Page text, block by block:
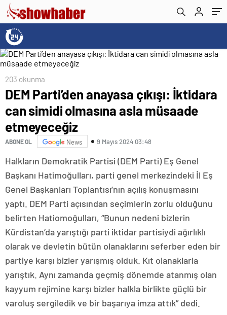
203 okunma
DEM Parti’den anayasa çıkışı: İktidara
can simidi olmasına asla müsaade
etmeyeceğiz
ABONE OL News 9 Mayıs 2024 03:48
Halkların Demokratik Partisi (DEM Parti) Eş Genel
Başkanı Hatimoğulları, parti genel merkezindeki İl Eş
Genel Başkanları Toplantısı’nın açılış konuşmasını
yaptı. DEM Parti açısından seçimlerin zorlu olduğunu
belirten Hatiomoğulları, “Bunun nedeni bizlerin
Kürdistan’da yarıştığı parti iktidar partisiydi ağırlıklı
olarak ve devletin bütün olanaklarını seferber eden bir
partiye karşı bizler yarışmış olduk. Kıt olanaklarla
yarıştık. Aynı zamanda geçmiş dönemde atanmış olan
kayyum rejimine karşı bizler halkla birlikte güçlü bir
varoluş sergiledik ve bir başarıya imza attık” dedi.